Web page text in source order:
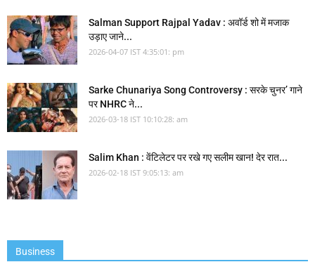
Salman Support Rajpal Yadav : अवॉर्ड शो में मजाक
उड़ाए जाने...
2026-04-07 IST 4:35:01: pm
Sarke Chunariya Song Controversy : सरके चुनर’ गाने
पर NHRC ने...
2026-03-18 IST 10:10:28: am
Salim Khan : वेंटिलेटर पर रखे गए सलीम खान! देर रात...
2026-02-18 IST 9:05:13: am
Business